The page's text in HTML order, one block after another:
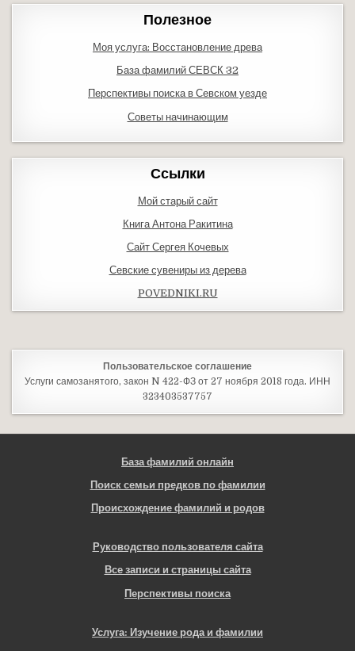
Полезное
Моя услуга: Восстановление древа
База фамилий СЕВСК 32
Перспективы поиска в Севском уезде
Советы начинающим
Ссылки
Мой старый сайт
Книга Антона Ракитина
Сайт Сергея Кочевых
Севские сувениры из дерева
POVEDNIKI.RU
Пользовательское соглашение
Услуги самозанятого, закон N 422-ФЗ от 27 ноября 2018 года. ИНН
323403537757
База фамилий онлайн
Поиск семьи предков по фамилии
Происхождение фамилий и родов
Руководство пользователя сайта
Все записи и страницы сайта
Перспективы поиска
Услуга: Изучение рода и фамилии